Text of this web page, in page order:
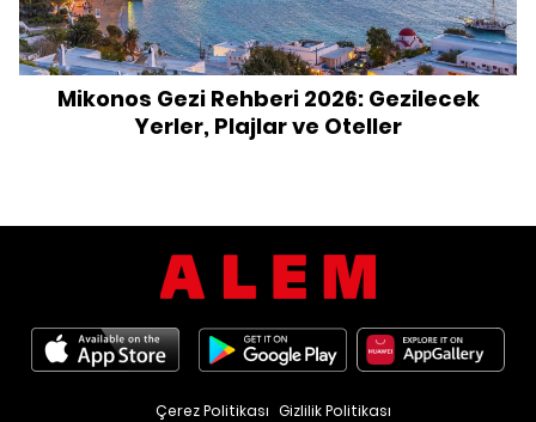
Mikonos Gezi Rehberi 2026: Gezilecek
Yerler, Plajlar ve Oteller
Çerez Politikası Gizlilik Politikası